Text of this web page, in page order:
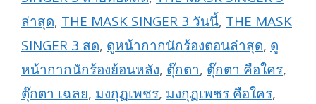
ล่าสุด, THE MASK SINGER 3 วันนี้, THE MASK
SINGER 3 สด, ดูหน้ากากนักร้องตอนล่าสุด, ดู
หน้ากากนักร้องย้อนหลัง, ตุ๊กตา, ตุ๊กตา คือใคร,
ตุ๊กตา เฉลย, มงกุฏเพชร, มงกุฏเพชร คือใคร,